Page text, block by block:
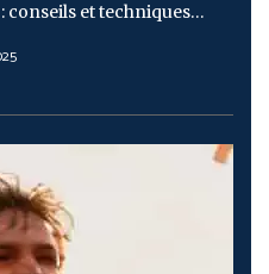
conseils et techniques…